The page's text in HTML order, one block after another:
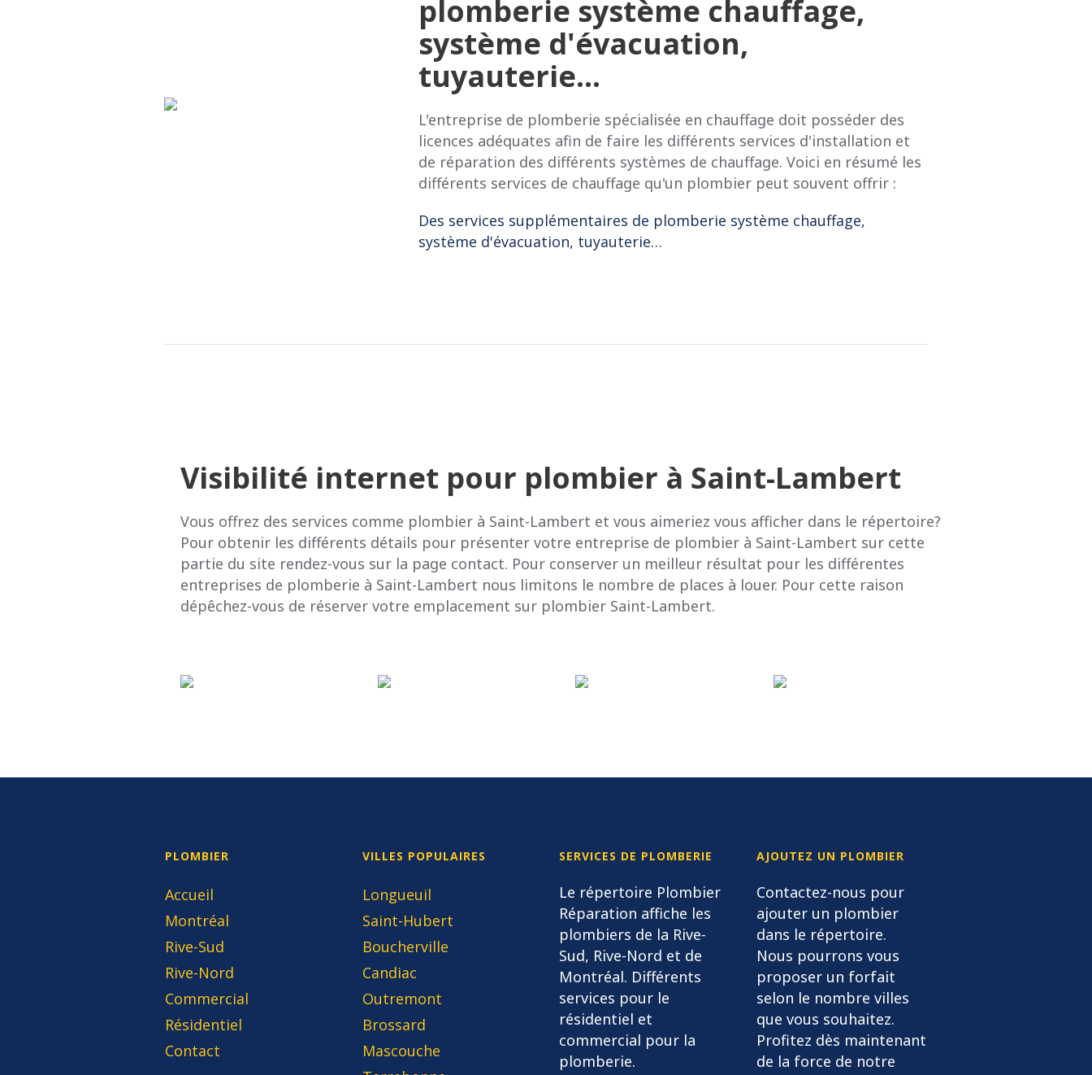
plomberie système chauffage,
système d'évacuation,
tuyauterie…
L'entreprise de plomberie spécialisée en chauffage doit posséder des
licences adéquates afin de faire les différents services d'installation et
de réparation des différents systèmes de chauffage. Voici en résumé les
différents services de chauffage qu'un plombier peut souvent offrir :
Des services supplémentaires de plomberie système chauffage,
système d'évacuation, tuyauterie…
Visibilité internet pour plombier à Saint-Lambert
Vous offrez des services comme plombier à Saint-Lambert et vous aimeriez vous afficher dans le répertoire?
Pour obtenir les différents détails pour présenter votre entreprise de plombier à Saint-Lambert sur cette
partie du site rendez-vous sur la page contact. Pour conserver un meilleur résultat pour les différentes
entreprises de plomberie à Saint-Lambert nous limitons le nombre de places à louer. Pour cette raison
dépêchez-vous de réserver votre emplacement sur plombier Saint-Lambert.
PLOMBIER
Accueil
Montréal
Rive-Sud
Rive-Nord
Commercial
Résidentiel
Contact
VILLES POPULAIRES
Longueuil
Saint-Hubert
Boucherville
Candiac
Outremont
Brossard
Mascouche
SERVICES DE PLOMBERIE
Le répertoire Plombier
Réparation affiche les
plombiers de la Rive-
Sud, Rive-Nord et de
Montréal. Différents
services pour le
résidentiel et
commercial pour la
plomberie.
AJOUTEZ UN PLOMBIER
Contactez-nous pour
ajouter un plombier
dans le répertoire.
Nous pourrons vous
proposer un forfait
selon le nombre villes
que vous souhaitez.
Profitez dès maintenant
de la force de notre